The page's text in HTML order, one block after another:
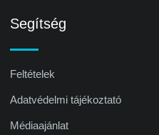
Segítség
Feltételek
Adatvédelmi tájékoztató
Médiaajánlat